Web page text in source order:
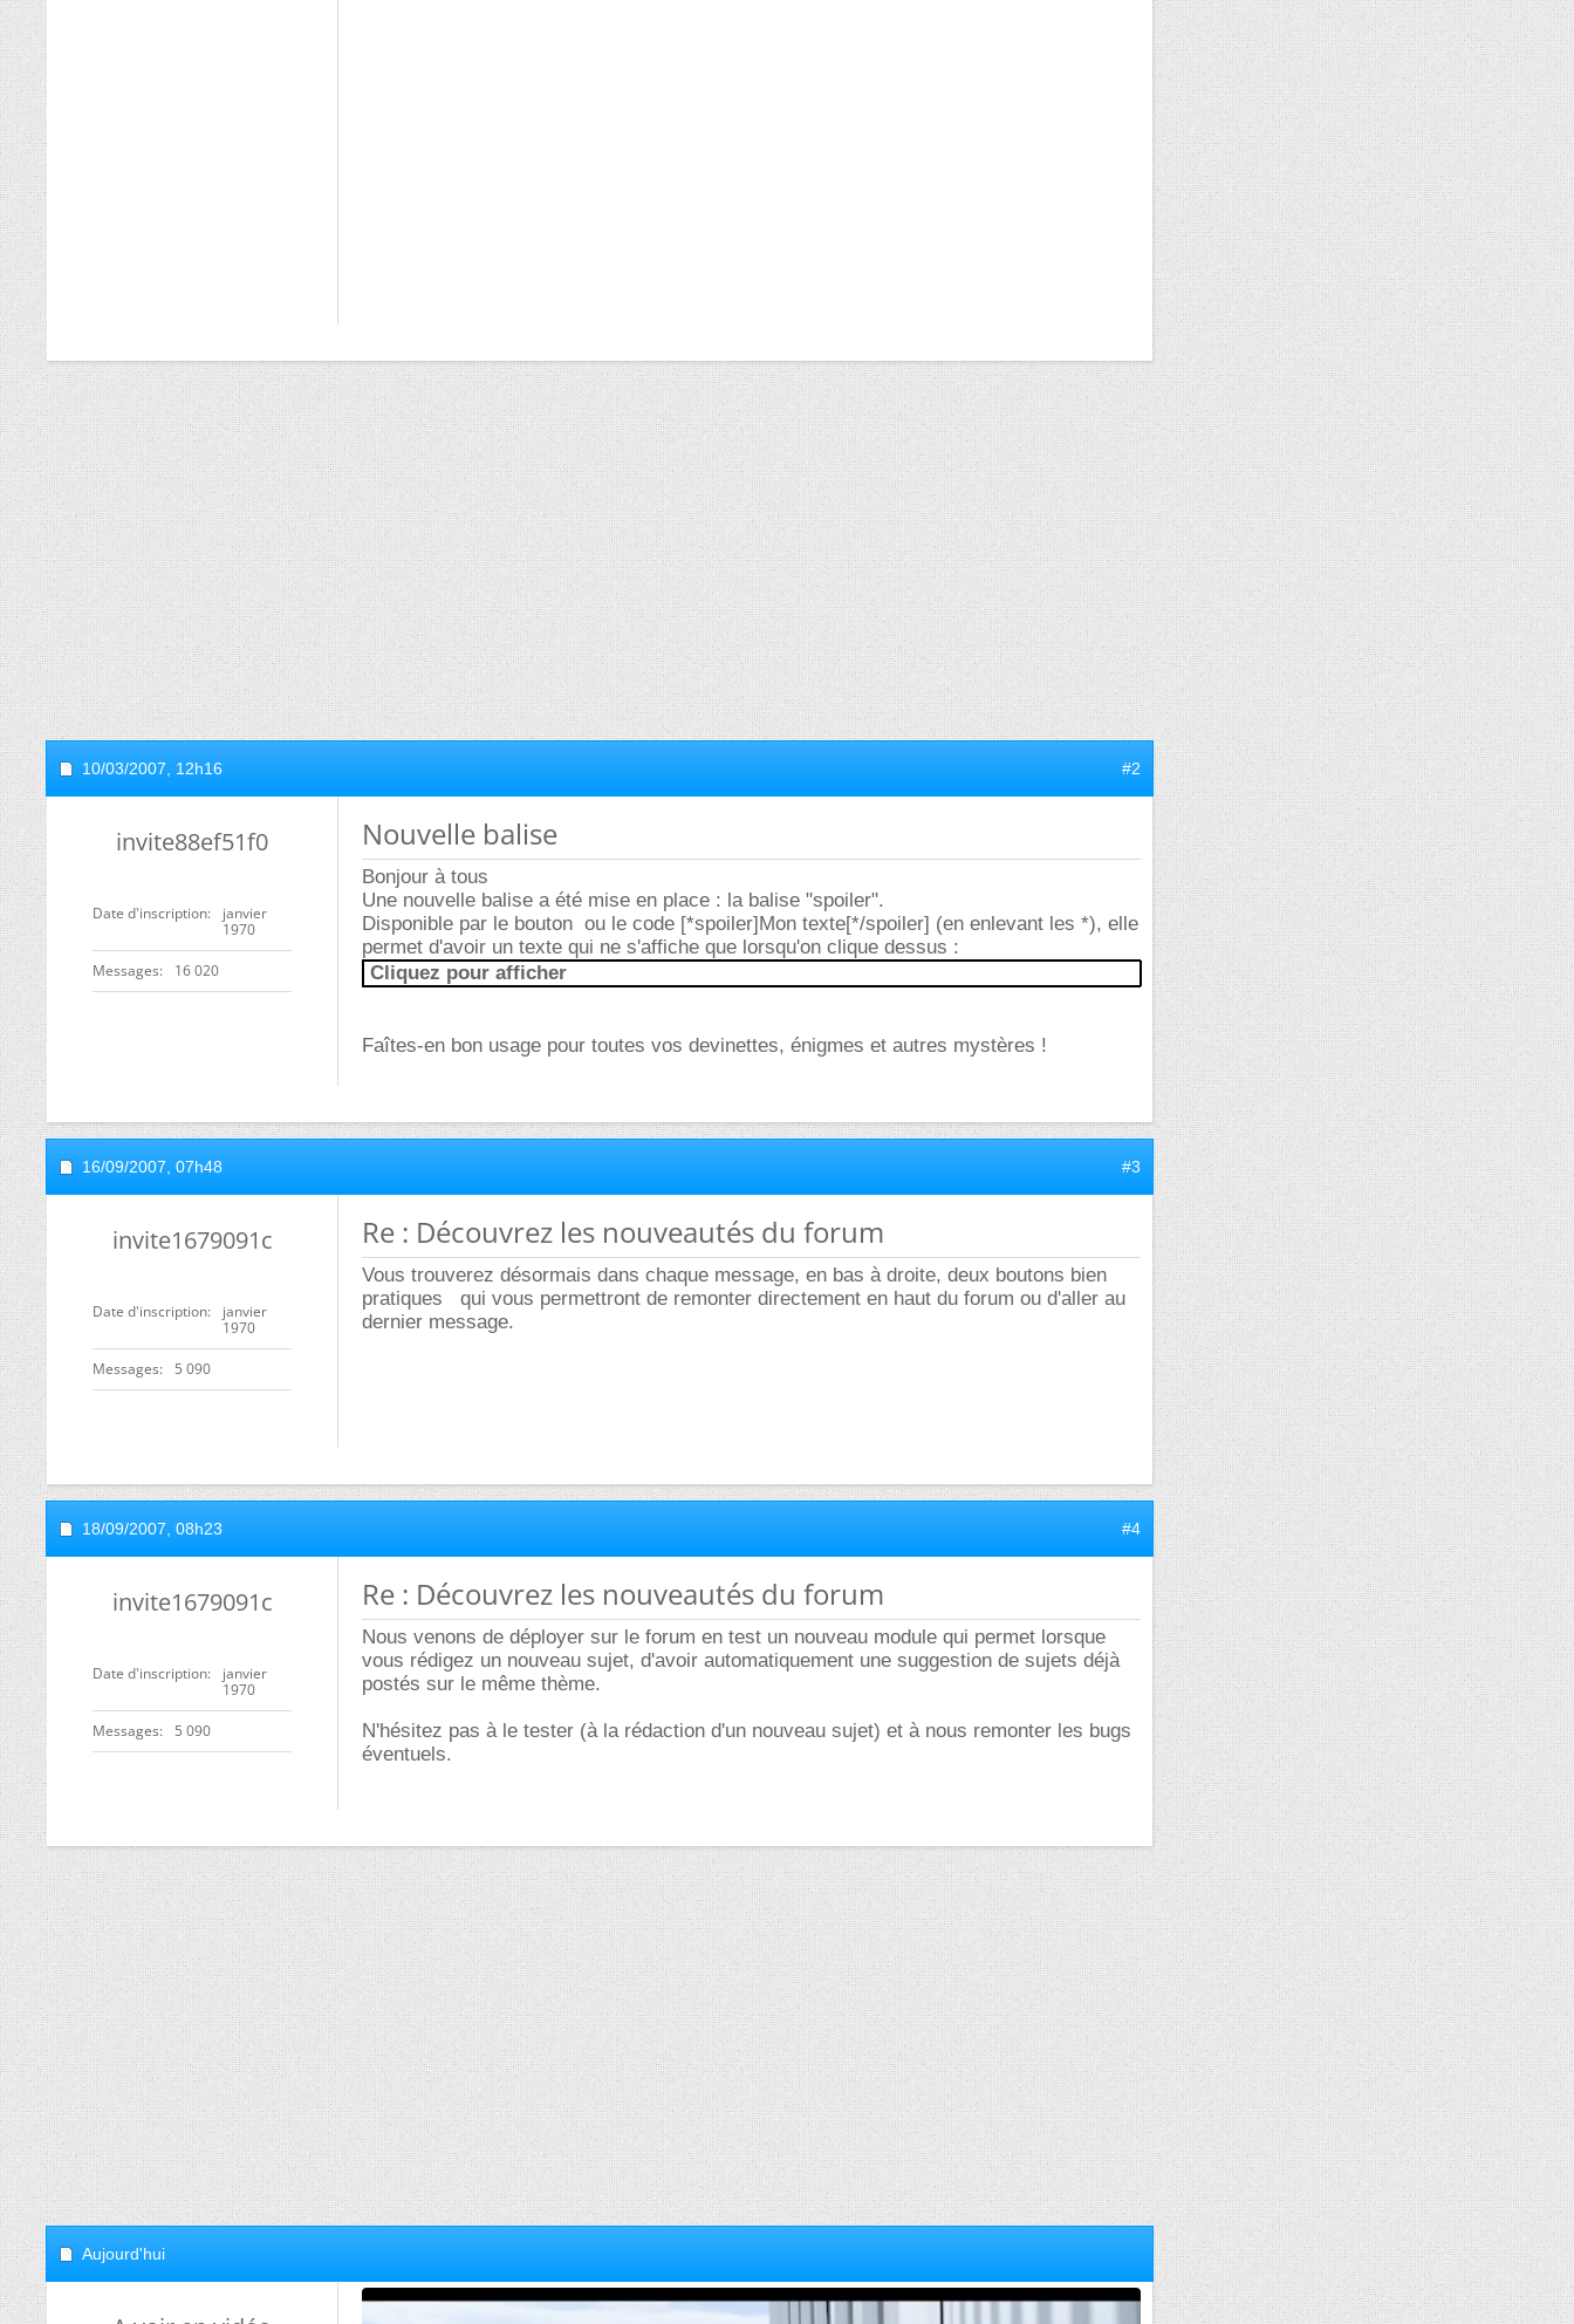
10/03/2007, 12h16 #2
invite88ef51f0
Date d'inscription
janvier
1970
Messages 16 020
Nouvelle balise
Bonjour à tous
Une nouvelle balise a été mise en place : la balise "spoiler".
Disponible par le bouton ou le code [*spoiler]Mon texte[*/spoiler] (en enlevant les *), elle
permet d'avoir un texte qui ne s'affiche que lorsqu'on clique dessus :
Cliquez pour afficher
Faîtes-en bon usage pour toutes vos devinettes, énigmes et autres mystères !
16/09/2007, 07h48 #3
invite1679091c
Date d'inscription
janvier
1970
Messages 5 090
Re : Découvrez les nouveautés du forum
Vous trouverez désormais dans chaque message, en bas à droite, deux boutons bien
pratiques
qui vous permettront de remonter directement en haut du forum ou d'aller au
dernier message.
18/09/2007, 08h23 #4
invite1679091c
Date d'inscription
janvier
1970
Messages 5 090
Re : Découvrez les nouveautés du forum
Nous venons de déployer sur le forum en test un nouveau module qui permet lorsque
vous rédigez un nouveau sujet, d'avoir automatiquement une suggestion de sujets déjà
postés sur le même thème.
N'hésitez pas à le tester (à la rédaction d'un nouveau sujet) et à nous remonter les bugs
éventuels.
Aujourd'hui